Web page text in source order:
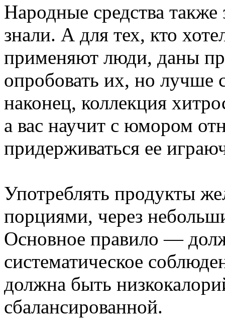
Народные средства
знали. А для тех, кто
применяют люди, даны
опробовать их, но лучше
наконец, коллекция
а вас научит с юмором
придерживаться ее
Употреблять продукты
порциями, через
Основное правило —
систематическое
должна быть
сбалансированной.